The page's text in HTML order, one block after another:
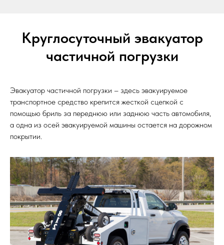
Круглосуточный эвакуатор
частичной погрузки
Эвакуатор частичной погрузки – здесь эвакуируемое
транспортное средство крепится жесткой сцепкой с
помощью бриль за переднюю или заднюю часть автомобиля,
а одна из осей эвакуируемой машины остается на дорожном
покрытии.